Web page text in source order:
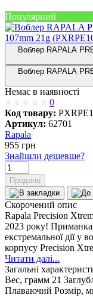
Популярний
Воблер RAPALA
Воблер RAPALA
Немає в наявності
0
Код товару:
Артикул: 62701
Rapala
955 грн
Знайшли дешевше?
Продано
Скорочений опис
Rapala Precision
2023 року!
екстремальної дії у
корпусу Precision
Читати далі...
Загальні
Вес, грамм 21
Плаваючий Розмір,